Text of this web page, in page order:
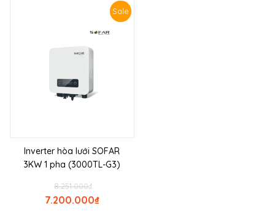
Sale
Inverter hòa lưới SOFAR
3KW 1 pha (3000TL-G3)
₫
8.251.000
₫
7.200.000